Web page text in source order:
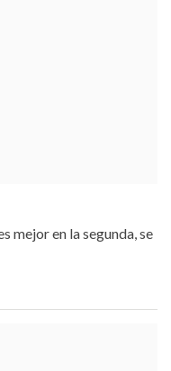
mejor en la segunda, se